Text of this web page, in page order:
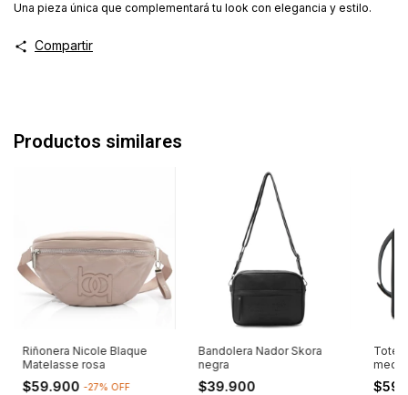
Una pieza única que complementará tu look con elegancia y estilo.
Compartir
Productos similares
Riñonera Nicole Blaque
Matelasse rosa
$59.900 -27% OFF
Bandolera Nador Skora
negra
$39.900
Tote
med.